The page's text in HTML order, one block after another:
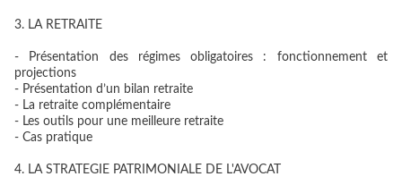
3. LA RETRAITE
- Présentation des régimes obligatoires : fonctionnement et
projections
- Présentation d’un bilan retraite
- La retraite complémentaire
- Les outils pour une meilleure retraite
- Cas pratique
4. LA STRATEGIE PATRIMONIALE DE L'AVOCAT